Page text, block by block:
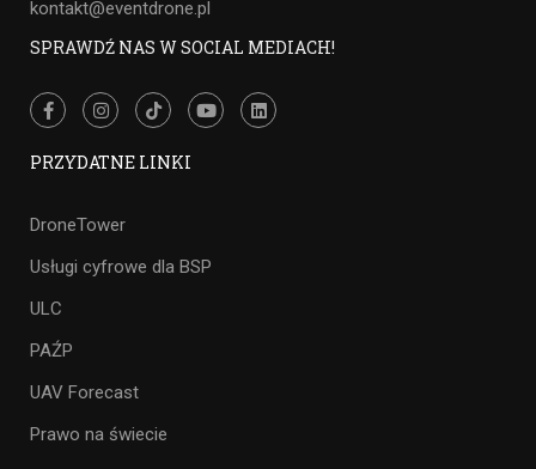
kontakt@eventdrone.pl
SPRAWDŹ NAS W SOCIAL MEDIACH!
PRZYDATNE LINKI
DroneTower
Usługi cyfrowe dla BSP
ULC
PAŹP
UAV Forecast
Prawo na świecie